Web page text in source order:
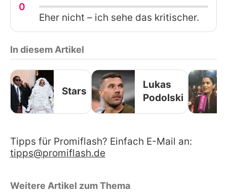
0
Eher nicht – ich sehe das kritischer.
In diesem Artikel
Stars
Lukas
Podolski
Tipps für Promiflash? Einfach E-Mail an:
tipps@promiflash.de
Weitere Artikel zum Thema